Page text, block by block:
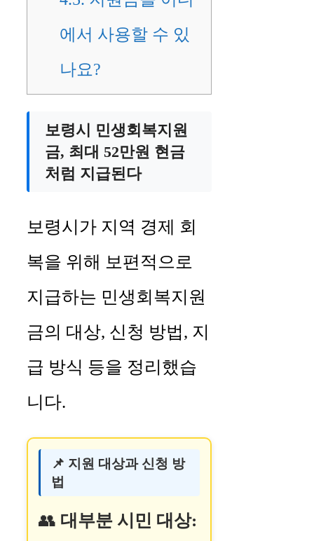
에서 사용할 수 있
나요?
보령시 민생회복지원
금, 최대 52만원 현금
처럼 지급된다
보령시가 지역 경제 회
복을 위해 보편적으로
지급하는 민생회복지원
금의 대상, 신청 방법, 지
급 방식 등을 정리했습
니다.
📌 지원 대상과 신청 방
법
👥 대부분 시민 대상: